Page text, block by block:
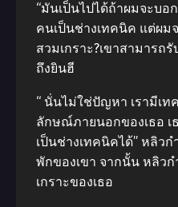
“มันเป็นไปได้ถ้าผมจะบ
คนเป็นช่างเทคนิค แต่ผม
สวมเกราะ?เขาสามารถ
ถึงยินฮี
“ นั่นไม่ใช่ปัญหา เรามีเท
ลักษณ์ภายนอกของเธอ
เป็นช่างเทคนิคได้” หลิวกํ
พักของเขา จากนั้น หลิว
เกราะของเธอ